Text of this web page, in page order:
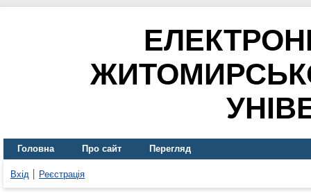
Головна Про сайт Перегляд
Вхід Реєстрація